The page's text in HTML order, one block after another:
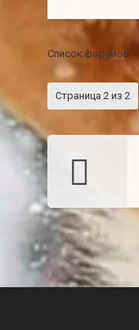
Список форумов »
Страница 2 из 2